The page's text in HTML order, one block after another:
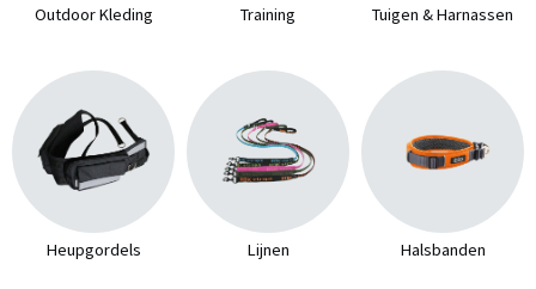
Outdoor Kleding Training Tuigen & Harnassen
Heupgordels Lijnen Halsbanden